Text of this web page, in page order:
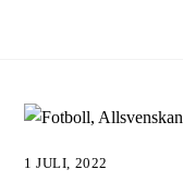
1 JULI, 2022